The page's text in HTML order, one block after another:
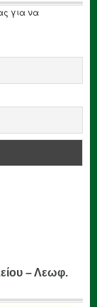
για να
– Λεωφ.